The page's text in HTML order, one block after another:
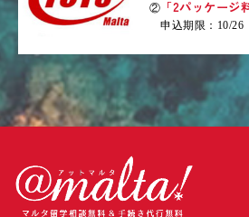
② 「2パッケージ
申込期限：10/26